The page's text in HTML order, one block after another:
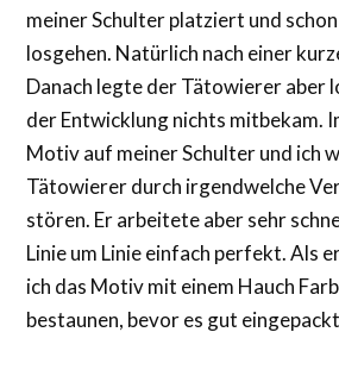
meiner Schulter platziert und
losgehen. Natürlich nach einer
Danach legte der Tätowierer aber
der Entwicklung nichts mitbekam.
Motiv auf meiner Schulter und ich
Tätowierer durch irgendwelche
stören. Er arbeitete aber sehr
Linie um Linie einfach perfekt. Als
ich das Motiv mit einem Hauch
bestaunen, bevor es gut